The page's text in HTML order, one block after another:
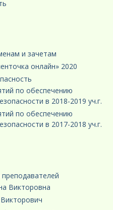
и зачетам
онлайн» 2020
по обеспечению
в 2018-2019 уч.г.
по обеспечению
в 2017-2018 уч.г.
Викторовна